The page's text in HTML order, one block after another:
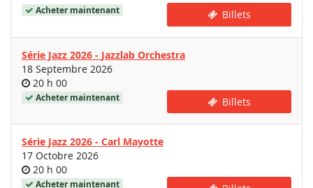
de
journée
Acheter maintenant Billets
Série Jazz 2026 - Jazzlab Orchestra
18 Septembre 2026
Heure
de
journée
20 h 00
Acheter maintenant Billets
Série Jazz 2026 - Carl Mayotte
17 Octobre 2026
Heure
de
20 h 00
Acheter maintenant